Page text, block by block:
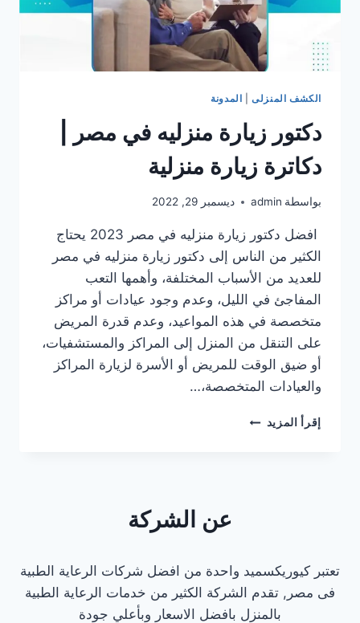
الكشف المنزلى| المدونة
دكتور زيارة منزليه في مصر |
دكاترة زيارة منزلية
بواسطة admin ديسمبر 29, 2022
افضل دكتور زيارة منزليه في مصر 2023 يحتاج
الكثير من الناس إلى دكتور زيارة منزليه في مصر
للعديد من الأسباب المختلفة، وأهمها التعب
المفاجئ في الليل، وعدم وجود عيادات أو مراكز
متخصصة في هذه المواعيد، وعدم قدرة المريض
على التنقل من المنزل إلى المراكز والمستشفيات،
أو ضيق الوقت للمريض أو الأسرة لزيارة المراكز
والعيادات المتخصصة،…
إقرأ المزيد دكتور
عن الشركة
تعتبر كيوريكسميد واحدة من افضل شركات الرعاية الطبية
فى مصر, تقدم الشركة الكثير من خدمات الرعاية الطبية
بالمنزل بافضل الاسعار وبأعلي جودة